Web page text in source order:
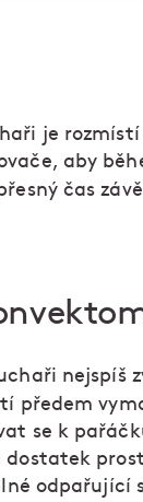
je
aby
čas
nejspíš
předem
se k
dostatek
odpařující